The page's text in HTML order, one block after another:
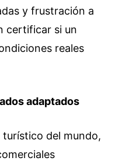
y frustración a
certificar si un
reales
adaptados
turístico del mundo,